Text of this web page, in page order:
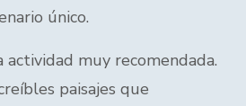
único.
muy recomendada.
paisajes que